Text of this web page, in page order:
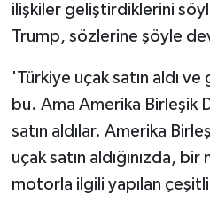
ilişkiler geliştirdiklerini
Trump, sözlerine şöyle
'Türkiye uçak satın aldı
bu. Ama Amerika Birleşik
satın aldılar. Amerika
uçak satın aldığınızda,
motorla ilgili yapılan çeşitli